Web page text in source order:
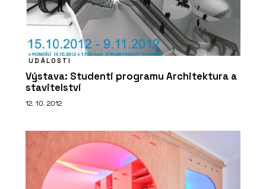
UDÁLOSTI
Výstava: Studenti programu Architektura a
stavitelství
12. 10. 2012